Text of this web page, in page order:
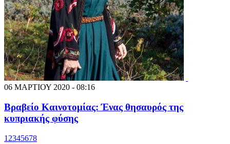
06 ΜΑΡΤΙΟΥ 2020 - 08:16
Βραβείο Καινοτομίας: Ένας θησαυρός της
κυπριακής φύσης
1 2345678